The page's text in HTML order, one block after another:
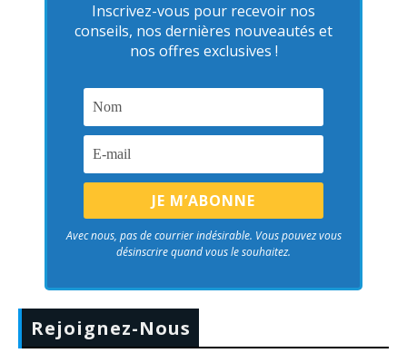
Inscrivez-vous pour recevoir nos
conseils, nos dernières nouveautés et
nos offres exclusives !
Avec nous, pas de courrier indésirable. Vous pouvez vous
désinscrire quand vous le souhaitez.
Rejoignez-Nous